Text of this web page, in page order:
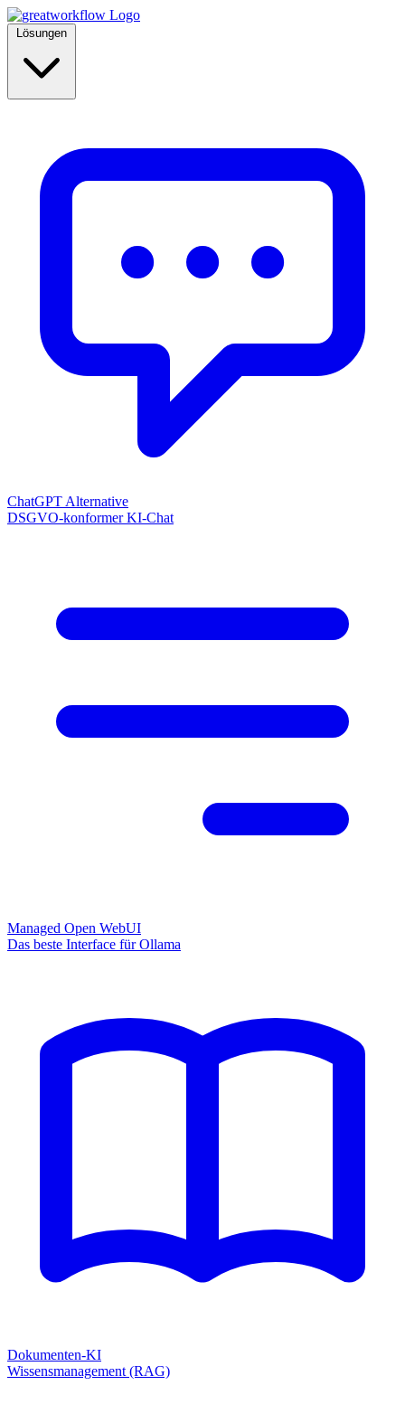
Lösungen
ChatGPT Alternative
DSGVO-konformer KI-Chat
Managed Open WebUI
Das beste Interface für Ollama
Dokumenten-KI
Wissensmanagement (RAG)